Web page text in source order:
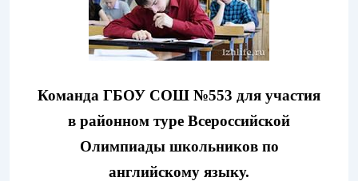
Команда ГБОУ СОШ №553 для участия
в районном туре Всероссийской
Олимпиады школьников по
английскому языку.